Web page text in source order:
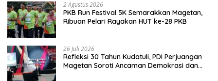
2 Agustus 2026
PKB Run Festival 5K Semarakkan Magetan,
Ribuan Pelari Rayakan HUT ke-28 PKB
26 Juli 2026
Refleksi 30 Tahun Kudatuli, PDI Perjuangan
Magetan Soroti Ancaman Demokrasi dan